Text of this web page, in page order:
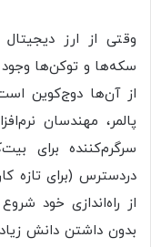
وقتی از ارز
سکه‌ها و توکن‌ها وجود
پالمر، مهندسان
سرگرم‌کننده برای
دردسترس (برای تازه
از راه‌اندازی خود
بدون داشتن دانش